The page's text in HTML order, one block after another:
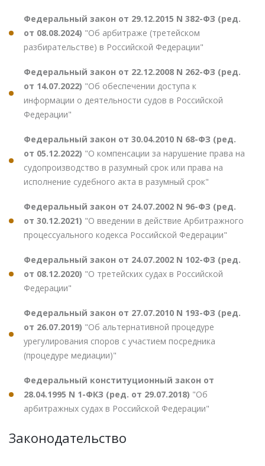
Федеральный закон от 29.12.2015 N 382-ФЗ (ред.
от 08.08.2024) "Об арбитраже (третейском
разбирательстве) в Российской Федерации"
Федеральный закон от 22.12.2008 N 262-ФЗ (ред.
от 14.07.2022) "Об обеспечении доступа к
информации о деятельности судов в Российской
Федерации"
Федеральный закон от 30.04.2010 N 68-ФЗ (ред.
от 05.12.2022) "О компенсации за нарушение права на
судопроизводство в разумный срок или права на
исполнение судебного акта в разумный срок"
Федеральный закон от 24.07.2002 N 96-ФЗ (ред.
от 30.12.2021) "О введении в действие Арбитражного
процессуального кодекса Российской Федерации"
Федеральный закон от 24.07.2002 N 102-ФЗ (ред.
от 08.12.2020) "О третейских судах в Российской
Федерации"
Федеральный закон от 27.07.2010 N 193-ФЗ (ред.
от 26.07.2019) "Об альтернативной процедуре
урегулирования споров с участием посредника
(процедуре медиации)"
Федеральный конституционный закон от
28.04.1995 N 1-ФКЗ (ред. от 29.07.2018) "Об
арбитражных судах в Российской Федерации"
Законодательство